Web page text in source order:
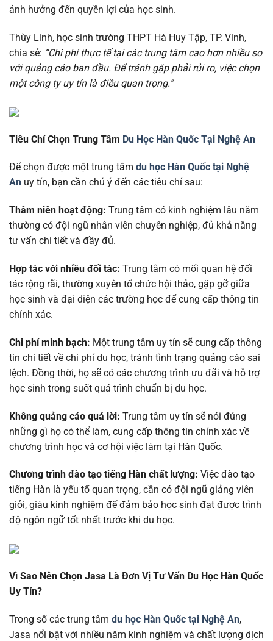
ảnh hưởng đến quyền lợi của học sinh.
Thùy Linh, học sinh trường THPT Hà Huy Tập, TP. Vinh,
chia sẻ: “Chi phí thực tế tại các trung tâm cao hơn nhiều so
với quảng cáo ban đầu. Để tránh gặp phải rủi ro, việc chọn
một công ty uy tín là điều quan trọng.”
Tiêu Chí Chọn Trung Tâm Du Học Hàn Quốc Tại Nghệ An
Để chọn được một trung tâm du học Hàn Quốc tại Nghệ
An uy tín, bạn cần chú ý đến các tiêu chí sau:
Thâm niên hoạt động: Trung tâm có kinh nghiệm lâu năm
thường có đội ngũ nhân viên chuyên nghiệp, đủ khả năng
tư vấn chi tiết và đầy đủ.
Hợp tác với nhiều đối tác: Trung tâm có mối quan hệ đối
tác rộng rãi, thường xuyên tổ chức hội thảo, gặp gỡ giữa
học sinh và đại diện các trường học để cung cấp thông tin
chính xác.
Chi phí minh bạch: Một trung tâm uy tín sẽ cung cấp thông
tin chi tiết về chi phí du học, tránh tình trạng quảng cáo sai
lệch. Đồng thời, họ sẽ có các chương trình ưu đãi và hỗ trợ
học sinh trong suốt quá trình chuẩn bị du học.
Không quảng cáo quá lời: Trung tâm uy tín sẽ nói đúng
những gì họ có thể làm, cung cấp thông tin chính xác về
chương trình học và cơ hội việc làm tại Hàn Quốc.
Chương trình đào tạo tiếng Hàn chất lượng: Việc đào tạo
tiếng Hàn là yếu tố quan trọng, cần có đội ngũ giảng viên
giỏi, giàu kinh nghiệm để đảm bảo học sinh đạt được trình
độ ngôn ngữ tốt nhất trước khi du học.
Vì Sao Nên Chọn Jasa Là Đơn Vị Tư Vấn Du Học Hàn Quốc
Uy Tín?
Trong số các trung tâm du học Hàn Quốc tại Nghệ An,
Jasa nổi bật với nhiều năm kinh nghiệm và chất lượng dịch